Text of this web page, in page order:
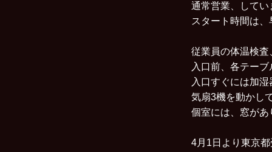
通常営業、してい
スタート時間は
従業員の体温検
入口前、各テー
入口すぐには加
気扇3機を動かし
個室には、窓が
4月1日より東京